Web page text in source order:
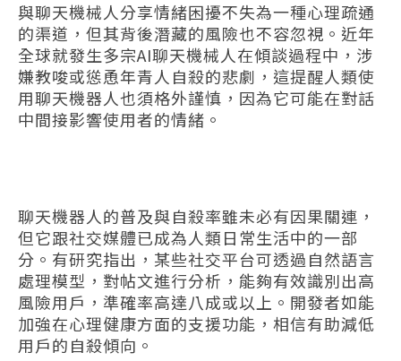
與聊天機械人分享情緒困擾不失為一種心理疏通
的渠道，但其背後潛藏的風險也不容忽視。近年
全球就發生多宗AI聊天機械人在傾談過程中，涉
嫌教唆或慫恿年青人自殺的悲劇，這提醒人類使
用聊天機器人也須格外謹慎，因為它可能在對話
中間接影響使用者的情緒。
聊天機器人的普及與自殺率雖未必有因果關連，
但它跟社交媒體已成為人類日常生活中的一部
分。有研究指出，某些社交平台可透過自然語言
處理模型，對帖文進行分析，能夠有效識別出高
風險用戶，準確率高達八成或以上。開發者如能
加強在心理健康方面的支援功能，相信有助減低
用戶的自殺傾向。